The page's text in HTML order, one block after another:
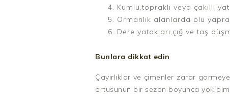
Kumlu,topraklı veya çakıllı
Ormanlık alanlarda ölü
Dere yatakları,çığ ve taş
Bunlara dikkat edin
Çayırlıklar ve çimenler zarar
örtüsünün bir sezon boyunca yok